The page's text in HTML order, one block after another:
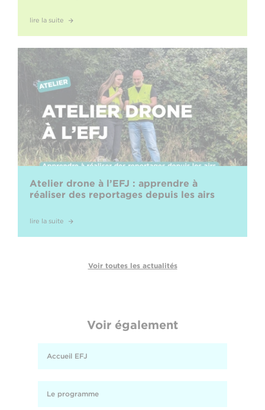
lire la suite
Atelier drone à l’EFJ : apprendre à
réaliser des reportages depuis les airs
lire la suite
Voir toutes les actualités
Voir également
Accueil EFJ
Le programme